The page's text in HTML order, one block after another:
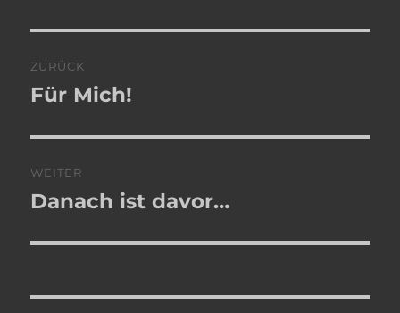
ZURÜCK
Vorheriger
Für Mich!
WEITER
Nächster
Danach ist davor…